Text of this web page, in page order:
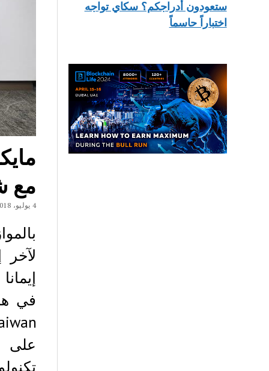
ستعودون أدراجكم؟ سكاي تواجه
اختباراً حاسماً
مع
4 يوليو، 2018
على